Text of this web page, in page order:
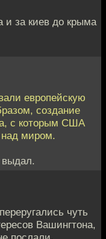
и за киев до крыма
европейскую
создание
с которым США
миром.
выдал.
чуть
Вашингтона,